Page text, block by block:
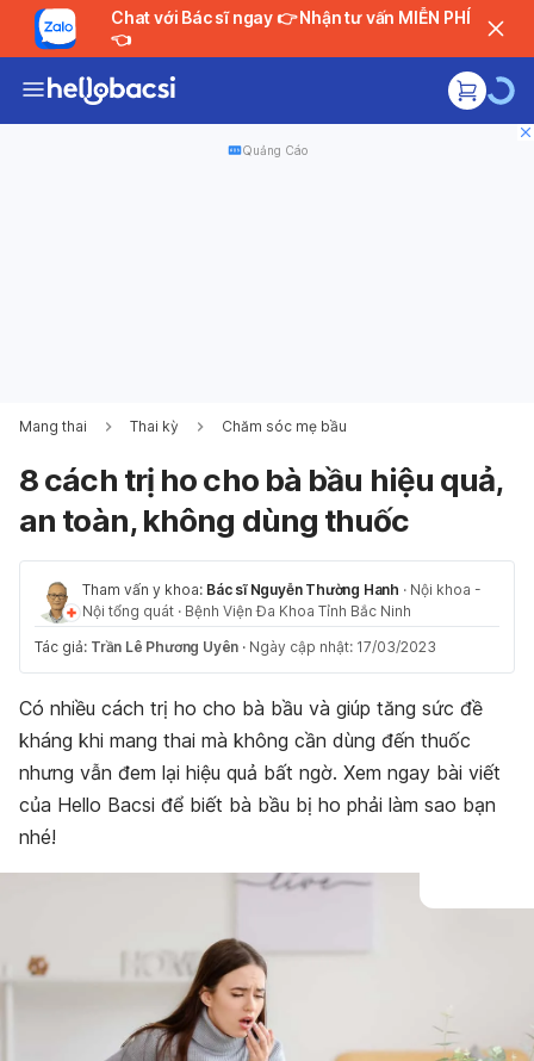
Chat với Bác sĩ ngay 👉 Nhận tư vấn MIỄN PHÍ
👈
Quảng Cáo
Mang thai Thai kỳ Chăm sóc mẹ bầu
8 cách trị ho cho bà bầu hiệu quả,
an toàn, không dùng thuốc
Tham vấn y khoa: Bác sĩ Nguyễn Thường Hanh · Nội khoa -
Nội tổng quát · Bệnh Viện Đa Khoa Tỉnh Bắc Ninh
Tác giả: Trần Lê Phương Uyên · Ngày cập nhật: 17/03/2023
Có nhiều cách trị ho cho bà bầu và giúp tăng sức đề
kháng khi mang thai mà không cần dùng đến thuốc
nhưng vẫn đem lại hiệu quả bất ngờ. Xem ngay bài viết
của Hello Bacsi để biết bà bầu bị ho phải làm sao bạn
nhé!